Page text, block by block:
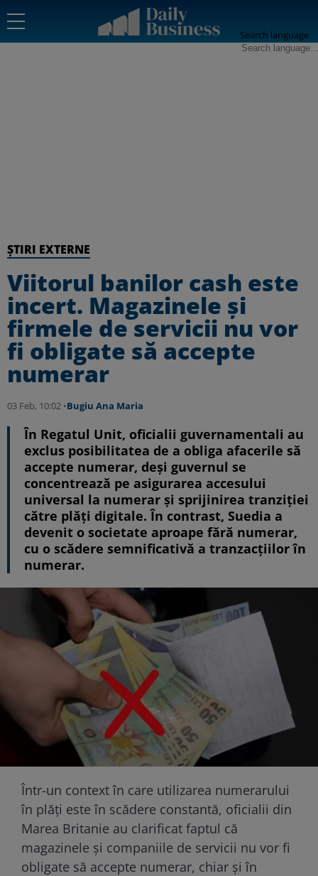
Search language
ȘTIRI EXTERNE
Viitorul banilor cash este
incert. Magazinele și
firmele de servicii nu vor
fi obligate să accepte
numerar
03 Feb, 10:02 •Bugiu ⁠Ana Maria
În Regatul Unit, oficialii guvernamentali au
exclus posibilitatea de a obliga afacerile să
accepte numerar, deși guvernul se
concentrează pe asigurarea accesului
universal la numerar și sprijinirea tranziției
către plăți digitale. În contrast, Suedia a
devenit o societate aproape fără numerar,
cu o scădere semnificativă a tranzacțiilor în
numerar.
Într-un context în care utilizarea numerarului
în plăți este în scădere constantă, oficialii din
Marea Britanie au clarificat faptul că
magazinele și companiile de servicii nu vor fi
obligate să accepte numerar, chiar și în